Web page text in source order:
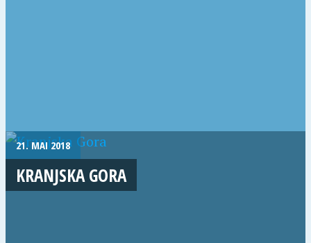
21. MAI 2018
KRANJSKA GORA